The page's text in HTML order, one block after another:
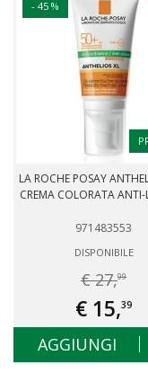
- 45 %
LA ROCHE POSAY
CREMA COLORATA
971483553
DISPONIBILE
€ 27,99
€ 15,39
AGGIUNGI